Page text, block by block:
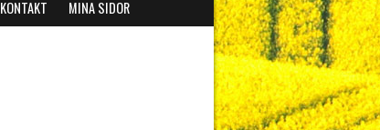
KONTAKT MINA SIDOR